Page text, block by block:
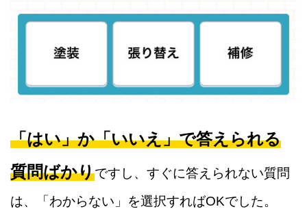
「はい」か「いいえ」で答えられる
質問ばかりですし、すぐに答えられない質問
は、「わからない」を選択すればOKでした。